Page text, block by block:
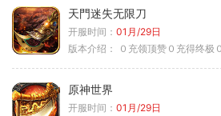
天門迷失无限刀
开服时间： 01月/29日
版本介绍：
０充领顶赞０充得终极
原神世界
开服时间： 01月/29日